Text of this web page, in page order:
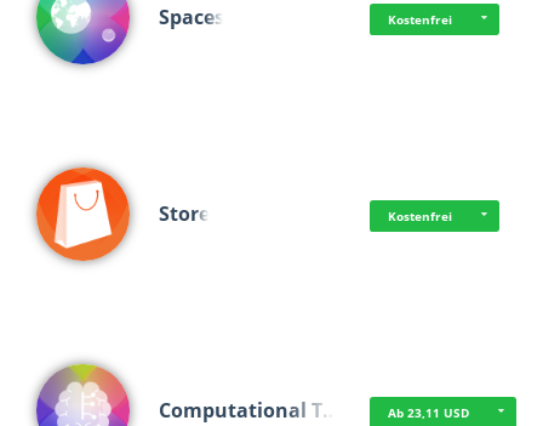
Spaces Kostenfrei
Store Kostenfrei
Computational T… Ab 23,11 USD